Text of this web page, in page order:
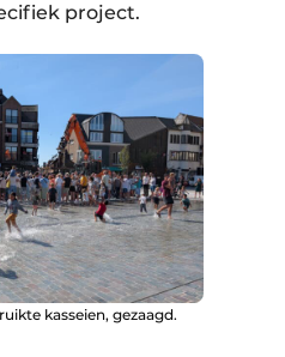
project.
kasseien, gezaagd.